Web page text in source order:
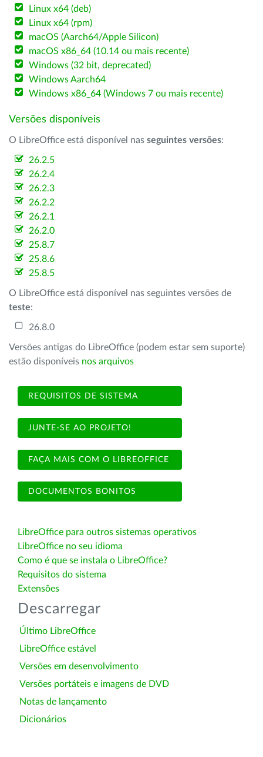
Linux x64 (deb)
Linux x64 (rpm)
macOS (Aarch64/Apple Silicon)
macOS x86_64 (10.14 ou mais recente)
Windows (32 bit, deprecated)
Windows Aarch64
Windows x86_64 (Windows 7 ou mais recente)
Versões disponíveis
O LibreOffice está disponível nas seguintes versões:
26.2.5
26.2.4
26.2.3
26.2.2
26.2.1
26.2.0
25.8.7
25.8.6
25.8.5
O LibreOffice está disponível nas seguintes versões de
teste:
26.8.0
Versões antigas do LibreOffice (podem estar sem suporte)
estão disponíveis nos arquivos
REQUISITOS DE SISTEMA
JUNTE-SE AO PROJETO!
FAÇA MAIS COM O LIBREOFFICE
DOCUMENTOS BONITOS
LibreOffice para outros sistemas operativos
LibreOffice no seu idioma
Como é que se instala o LibreOffice?
Requisitos do sistema
Extensões
Descarregar
Último LibreOffice
LibreOffice estável
Versões em desenvolvimento
Versões portáteis e imagens de DVD
Notas de lançamento
Dicionários